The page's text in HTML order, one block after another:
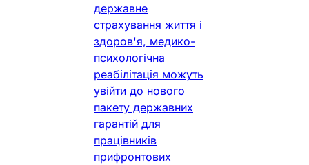
державне
страхування життя і
здоров'я, медико-
психологічна
реабілітація можуть
увійти до нового
пакету державних
гарантій для
працівників
прифронтових